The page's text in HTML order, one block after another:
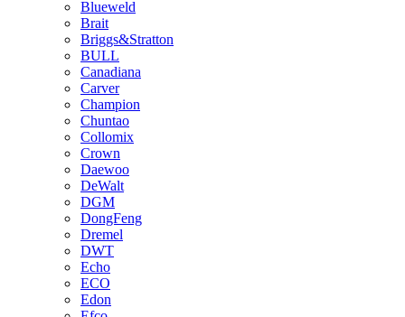
Blueweld
Brait
Briggs&Stratton
BULL
Canadiana
Carver
Champion
Chuntao
Collomix
Crown
Daewoo
DeWalt
DGM
DongFeng
Dremel
DWT
Echo
ECO
Edon